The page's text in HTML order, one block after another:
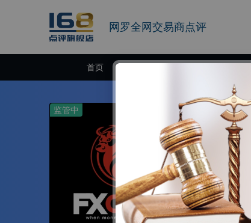
网罗全网交易商点评
首页
监管中 FXOpen
10-15年 |
FXOpen成
的在线外汇
者。自公司
个投资者提
内最佳的交
官网